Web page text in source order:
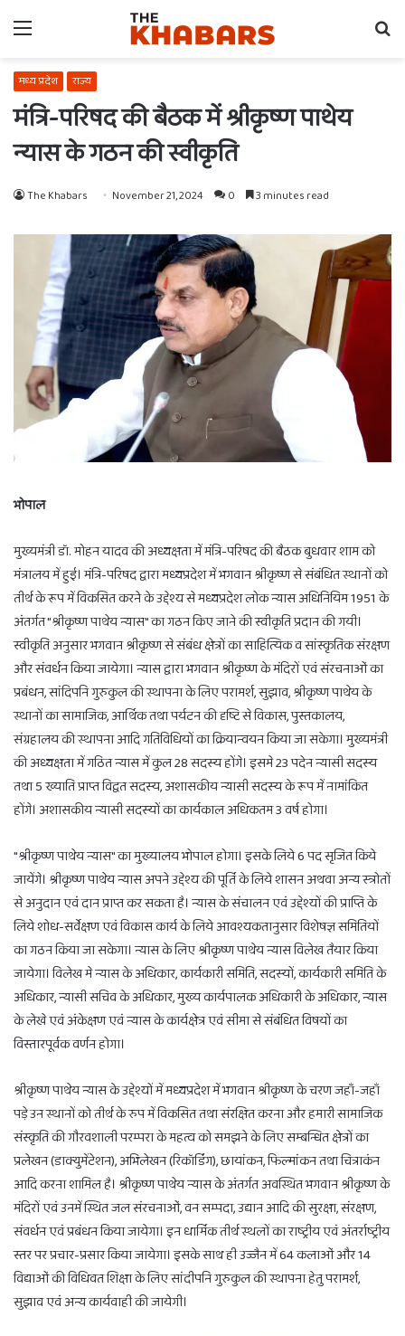
Menu
मध्य प्रदेश राज्य
मंत्रि-परिषद की बैठक में श्रीकृष्ण पाथेय
न्यास के गठन की स्वीकृति
The Khabars November 21, 2024 0 3 minutes read
भोपाल
मुख्यमंत्री डॉ. मोहन यादव की अध्यक्षता में मंत्रि-परिषद की बैठक बुधवार शाम को
मंत्रालय में हुई। मंत्रि-परिषद द्वारा मध्यप्रदेश में भगवान श्रीकृष्ण से संबंधित स्थानों को
तीर्थ के रूप में विकसित करने के उद्देश्य से मध्यप्रदेश लोक न्यास अधिनियिम 1951 के
अंतर्गत "श्रीकृष्ण पाथेय न्यास" का गठन किए जाने की स्वीकृति प्रदान की गयी।
स्वीकृति अनुसार भगवान श्रीकृष्ण से संबंध क्षेत्रों का साहित्यिक व सांस्कृतिक संरक्षण
और संवर्धन किया जायेगा। न्यास द्वारा भगवान श्रीकृष्ण के मंदिरों एवं संरचनाओं का
प्रबंधन, सांदिपनि गुरुकुल की स्थापना के लिए परामर्श, सुझाव, श्रीकृष्ण पाथेय के
स्थानों का सामाजिक, आर्थिक तथा पर्यटन की दृष्टि से विकास, पुस्तकालय,
संग्रहालय की स्थापना आदि गतिविधियों का क्रियान्वयन किया जा सकेगा। मुख्यमंत्री
की अध्यक्षता में गठित न्यास में कुल 28 सदस्य होंगे। इसमे 23 पदेन न्यासी सदस्य
तथा 5 ख्याति प्राप्त विद्वत सदस्य, अशासकीय न्यासी सदस्य के रूप में नामांकित
होंगे। अशासकीय न्यासी सदस्यों का कार्यकाल अधिकतम 3 वर्ष होगा।
"श्रीकृष्ण पाथेय न्यास" का मुख्यालय भोपाल होगा। इसके लिये 6 पद सृजित किये
जायेंगे। श्रीकृष्ण पाथेय न्यास अपने उद्देश्य की पूर्ति के लिये शासन अथवा अन्य स्त्रोतों
से अनुदान एवं दान प्राप्त कर सकता है। न्यास के संचालन एवं उद्देश्यों की प्राप्ति के
लिये शोध-सर्वेक्षण एवं विकास कार्य के लिये आवश्यकतानुसार विशेषज्ञ समितियों
का गठन किया जा सकेगा। न्यास के लिए श्रीकृष्ण पाथेय न्यास विलेख तैयार किया
जायेगा। विलेख मे न्यास के अधिकार, कार्यकारी समिति, सदस्यों, कार्यकारी समिति के
अधिकार, न्यासी सचिव के अधिकार, मुख्य कार्यपालक अधिकारी के अधिकार, न्यास
के लेखे एवं अंकेक्षण एवं न्यास के कार्यक्षेत्र एवं सीमा से संबंधित विषयों का
विस्तारपूर्वक वर्णन होगा।
श्रीकृष्ण पाथेय न्यास के उद्देश्यों में मध्यप्रदेश में भगवान श्रीकृष्ण के चरण जहाँ-जहाँ
पड़े उन स्थानों को तीर्थ के रुप में विकसित तथा संरक्षित करना और हमारी सामाजिक
संस्कृति की गौरवशाली परम्परा के महत्व को समझने के लिए सम्बन्धित क्षेत्रों का
प्रलेखन (डाक्युमेंटेशन), अभिलेखन (रिकॉर्डिंग), छायांकन, फिल्मांकन तथा चित्राकंन
आदि करना शामिल है। श्रीकृष्ण पाथेय न्यास के अंतर्गत अवस्थित भगवान श्रीकृष्ण के
मंदिरों एवं उनमें स्थित जल संरचनाओं, वन सम्पदा, उद्यान आदि की सुरक्षा, संरक्षण,
संवर्धन एवं प्रबंधन किया जायेगा। इन धार्मिक तीर्थ स्थलों का राष्ट्रीय एवं अंतर्राष्ट्रीय
स्तर पर प्रचार-प्रसार किया जायेगा। इसके साथ ही उज्जैन में 64 कलाओं और 14
विद्याओं की विधिवत शिक्षा के लिए सांदीपनि गुरुकुल की स्थापना हेतु परामर्श,
सुझाव एवं अन्य कार्यवाही की जायेगी।